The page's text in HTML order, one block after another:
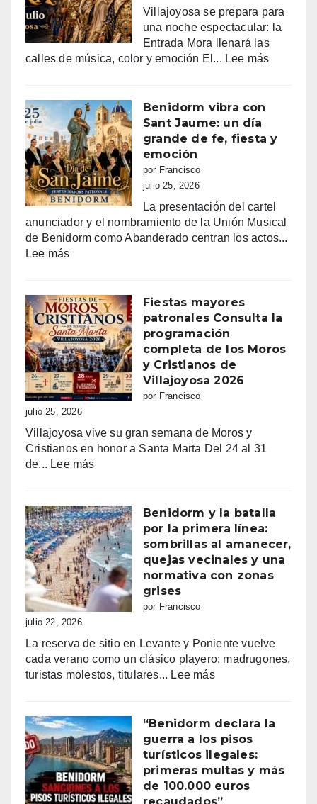
AL
18
DE
AGOSTO
Villajoyosa se prepara para
una noche espectacular: la
Entrada Mora llenará las
calles de música, color y emoción El... Lee más:
Benidorm vibra con
Sant Jaume: un día
grande de fe, fiesta y
emoción
por Francisco
julio 25, 2026
La presentación del cartel
anunciador y el nombramiento de la Unión Musical
de Benidorm como Abanderado centran los actos...
Lee más:
con
Sant
Jaume:
un
día
grande
de
fe,
y
emoción
Fiestas mayores
patronales Consulta la
programación
completa de los Moros
y Cristianos de
Villajoyosa 2026
por Francisco
julio 25, 2026
Villajoyosa vive su gran semana de Moros y
Cristianos en honor a Santa Marta Del 24 al 31
de... Lee más:
patronales
Consulta
la
programación
completa
de
Cristianos
de
Villajoyosa
Benidorm y la batalla
por la primera línea:
sombrillas al amanecer,
quejas vecinales y una
normativa con zonas
grises
por Francisco
julio 22, 2026
La reserva de sitio en Levante y Poniente vuelve
cada verano como un clásico playero: madrugones,
turistas molestos, titulares... Lee más:
la
batalla
por
la
primera
línea:
“Benidorm declara la
guerra a los pisos
turísticos ilegales:
primeras multas y más
de 100.000 euros